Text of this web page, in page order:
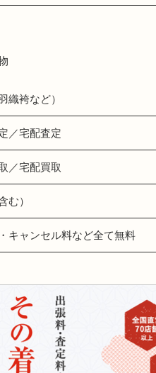
織袴など）
／宅配査定
／宅配買取
む）
キャンセル料など全て無料